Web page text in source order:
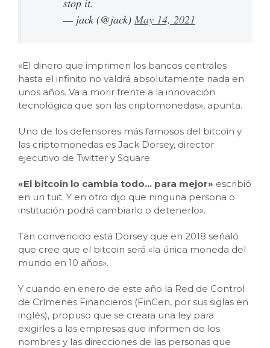
stop it.
— jack (@jack) May 14, 2021
«El dinero que imprimen los bancos centrales
hasta el infinito no valdrá absolutamente nada en
unos años. Va a morir frente a la innovación
tecnológica que son las criptomonedas», apunta.
Uno de los defensores más famosos del bitcoin y
las criptomonedas es Jack Dorsey, director
ejecutivo de Twitter y Square.
«El bitcoin lo cambia todo… para mejor» escribió
en un tuit. Y en otro dijo que ninguna persona o
institución podrá cambiarlo o detenerlo».
Tan convencido está Dorsey que en 2018 señaló
que cree que el bitcoin será «la única moneda del
mundo en 10 años».
Y cuando en enero de este año la Red de Control
de Crímenes Financieros (FinCen, por sus siglas en
inglés), propuso que se creara una ley para
exigirles a las empresas que informen de los
nombres y las direcciones de las personas que